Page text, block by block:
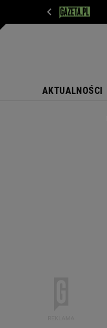
AKTUALNOŚCI